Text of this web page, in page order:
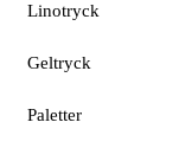
Linotryck
Geltryck
Paletter